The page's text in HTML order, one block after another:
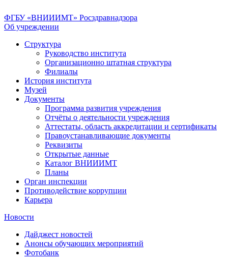
ФГБУ «ВНИИИМТ» Росздравнадзора
Об учреждении
Структура
Руководство института
Организационно штатная структура
Филиалы
История института
Музей
Документы
Программа развития учреждения
Отчёты о деятельности учреждения
Аттестаты, область аккредитации и сертификаты
Правоустанавливающие документы
Реквизиты
Открытые данные
Каталог ВНИИИМТ
Планы
Орган инспекции
Противодействие коррупции
Карьера
Новости
Дайджест новостей
Анонсы обучающих мероприятий
Фотобанк